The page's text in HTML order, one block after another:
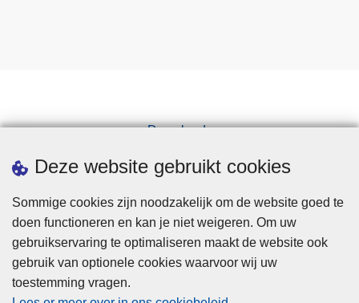
Deze website gebruikt cookies
Sommige cookies zijn noodzakelijk om de website goed te
doen functioneren en kan je niet weigeren. Om uw
gebruikservaring te optimaliseren maakt de website ook
gebruik van optionele cookies waarvoor wij uw
toestemming vragen.
Downloads